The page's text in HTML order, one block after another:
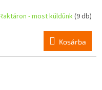
- most küldünk(9 db)
Kosárba